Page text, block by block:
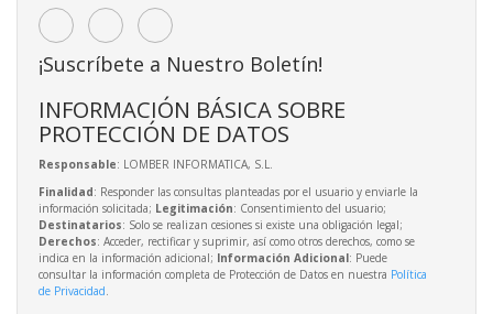
¡Suscríbete a Nuestro Boletín!
INFORMACIÓN BÁSICA SOBRE
PROTECCIÓN DE DATOS
Responsable: LOMBER INFORMATICA, S.L.
Finalidad: Responder las consultas planteadas por el usuario y enviarle la
información solicitada; Legitimación: Consentimiento del usuario;
Destinatarios: Solo se realizan cesiones si existe una obligación legal;
Derechos: Acceder, rectificar y suprimir, así como otros derechos, como se
indica en la información adicional; Información Adicional: Puede
consultar la información completa de Protección de Datos en nuestra Política
de Privacidad.